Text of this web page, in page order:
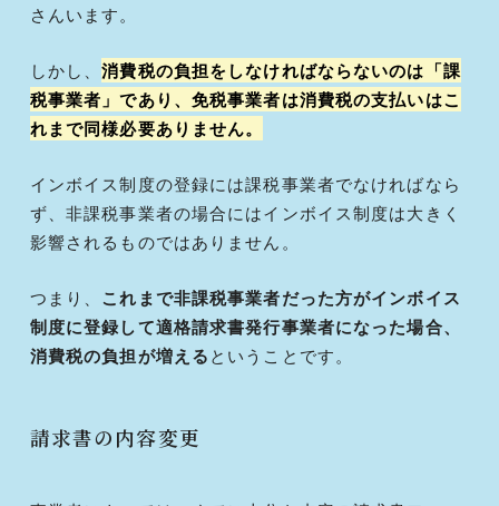
さんいます。
しかし、消費税の負担をしなければならないのは「課
税事業者」であり、免税事業者は消費税の支払いはこ
れまで同様必要ありません。
インボイス制度の登録には課税事業者でなければなら
ず、非課税事業者の場合にはインボイス制度は大きく
影響されるものではありません。
つまり、 これまで非課税事業者だった方がインボイス
制度に登録して適格請求書発行事業者になった場合、
消費税の負担が増えるということです。
請求書の内容変更